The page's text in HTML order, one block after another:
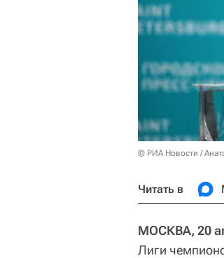
© РИА Новости /
Читать в
МОСКВА, 20
Лиги